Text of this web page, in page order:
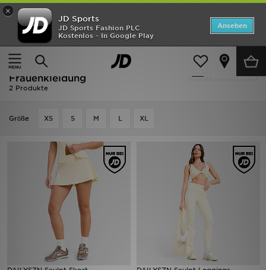
×
JD Sports
JD Sports Fashion PLC
Kostenlos - In Google Play
Ansehen
Home
Frauen Frauenkleidung
Verfeinern
Frauen - Gelb DAILYSZN
Frauenkleidung
2 Produkte
Grӧße XS S M L XL
ANGEBOTE
Neuheiten
Herren
Bestsellers
Lade die APP